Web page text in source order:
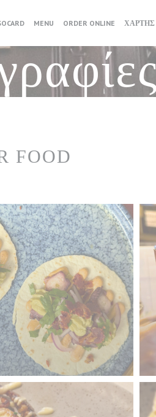
MENU ((ΑΝΟΊΓΕΙ ΣΕ ΝΈΟ
ORDER ONLINE ΧΆΡΤΗΣ
FOOD